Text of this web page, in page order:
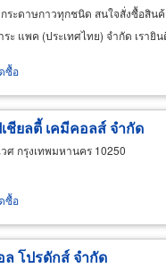
ระดาษกาวทุกชนิด สนใจสั่งซื้อสิน
ะ แพค (ประเทศไทย) จำกัด เรายิ
ซื้อ
ชียลตี้ เคมีคอลส์ จำกัด
ศ กรุงเทพมหานคร 10250
ซื้อ
โปรดักส์ จำกัด